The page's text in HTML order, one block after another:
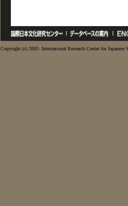
Copyright (c) 2002- International Research Center for